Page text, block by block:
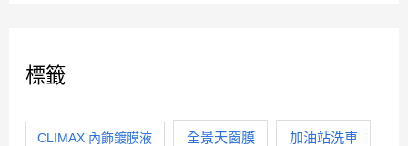
標籤
CLIMAX 內飾鍍膜液 全景天窗膜 加油站洗車